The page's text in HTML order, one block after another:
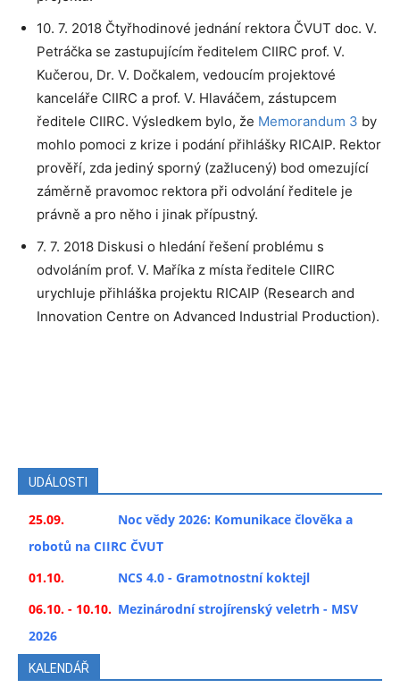
10. 7. 2018 Čtyřhodinové jednání rektora ČVUT doc. V.
Petráčka se zastupujícím ředitelem CIIRC prof. V.
Kučerou, Dr. V. Dočkalem, vedoucím projektové
kanceláře CIIRC a prof. V. Hlaváčem, zástupcem
ředitele CIIRC. Výsledkem bylo, že Memorandum 3 by
mohlo pomoci z krize i podání přihlášky RICAIP. Rektor
prověří, zda jediný sporný (zažlucený) bod omezující
záměrně pravomoc rektora při odvolání ředitele je
právně a pro něho i jinak přípustný.
7. 7. 2018 Diskusi o hledání řešení problému s
odvoláním prof. V. Maříka z místa ředitele CIIRC
urychluje přihláška projektu RICAIP (Research and
Innovation Centre on Advanced Industrial Production).
UDÁLOSTI
25.09.
Noc vědy 2026: Komunikace člověka a
robotů na CIIRC ČVUT
01.10.
NCS 4.0 - Gramotnostní koktejl
06.10. - 10.10. Mezinárodní strojírenský veletrh - MSV
2026
KALENDÁŘ